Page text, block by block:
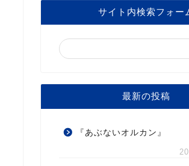
サイト内検索フォー
最新の投稿
『あぶないオルカン』